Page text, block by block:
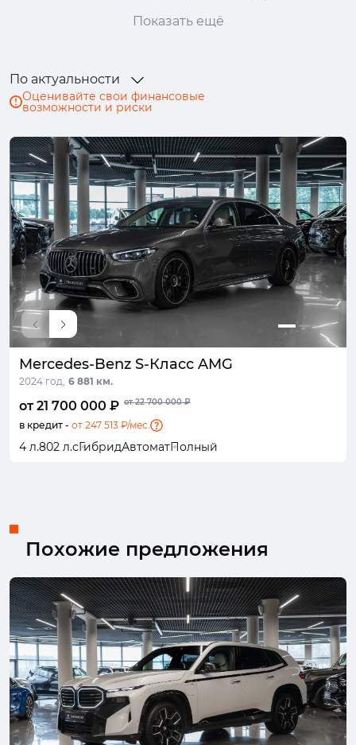
Показать ещё
По актуальности
Оценивайте свои финансовые
возможности и риски
Mercedes-Benz S-Класс AMG
2024 год, 6 881 км.
от 21 700 000 ₽ от 22 700 000 ₽
в кредит - от 247 513 ₽/мес.
4 л.802 л.сГибридАвтоматПолный
Похожие предложения